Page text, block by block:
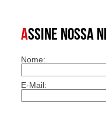
ASSINE NOSSA
Nome:
E-Mail: